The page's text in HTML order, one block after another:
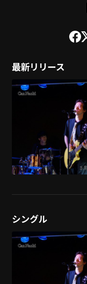
最新リリース
シングル